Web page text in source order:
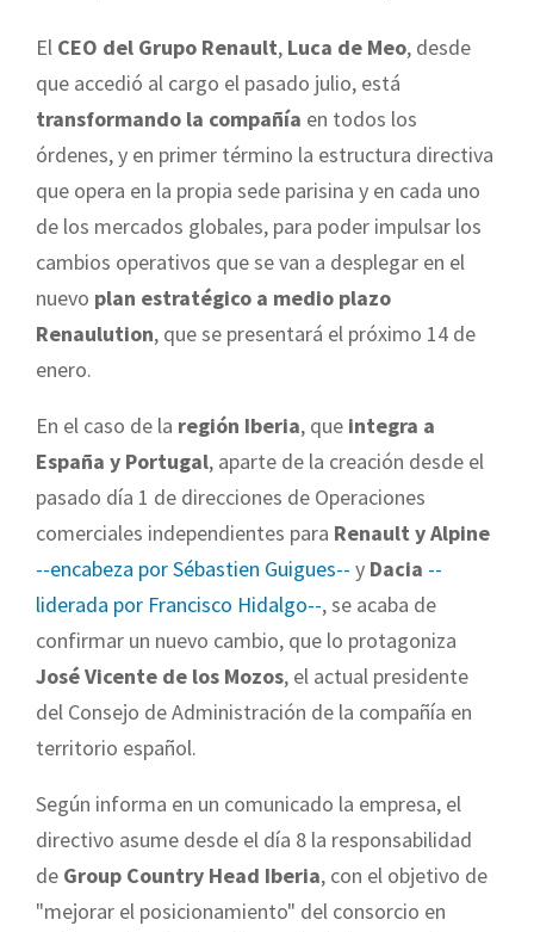
El CEO del Grupo Renault, Luca de Meo, desde
que accedió al cargo el pasado julio, está
transformando la compañía en todos los
órdenes, y en primer término la estructura directiva
que opera en la propia sede parisina y en cada uno
de los mercados globales, para poder impulsar los
cambios operativos que se van a desplegar en el
nuevo plan estratégico a medio plazo
Renaulution, que se presentará el próximo 14 de
enero.
En el caso de la región Iberia, que integra a
España y Portugal, aparte de la creación desde el
pasado día 1 de direcciones de Operaciones
comerciales independientes para Renault y Alpine
--encabeza por Sébastien Guigues-- y Dacia --
liderada por Francisco Hidalgo--, se acaba de
confirmar un nuevo cambio, que lo protagoniza
José Vicente de los Mozos, el actual presidente
del Consejo de Administración de la compañía en
territorio español.
Según informa en un comunicado la empresa, el
directivo asume desde el día 8 la responsabilidad
de Group Country Head Iberia, con el objetivo de
"mejorar el posicionamiento" del consorcio en